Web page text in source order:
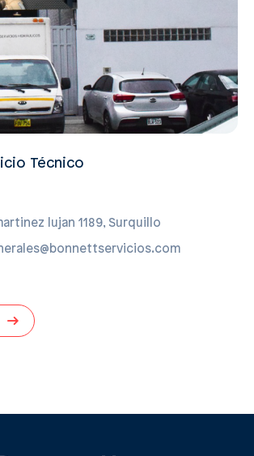
Técnico
lujan 1189, Surquillo